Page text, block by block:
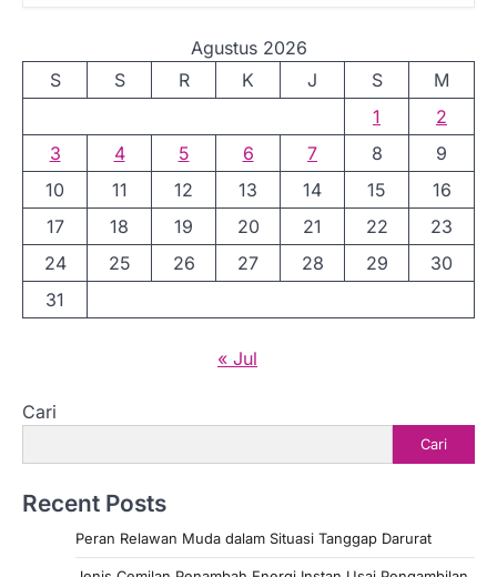
Agustus 2026
S
S R K J S
M
1
2
3
4 5 6 7 8
9
10
11 12 13 14 15
16
17
18 19 20 21 22
23
24
25 26 27 28 29
30
31
« Jul
Cari
Cari
Recent Posts
Peran Relawan Muda dalam Situasi Tanggap Darurat